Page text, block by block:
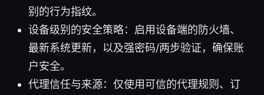
别的行为指纹。
设备级别的安全策略：启用设备端的防火墙、
最新系统更新，以及强密码/两步验证，确保账
户安全。
代理信任与来源：仅使用可信的代理规则、订